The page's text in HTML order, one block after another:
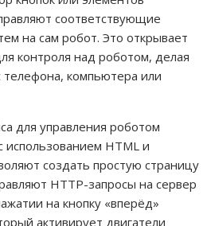
соответствующие
на сам робот. Это открывает
контроля над роботом, делая
компьютера или
для управления роботом
HTML и
создать простую страницу
HTTP-запросы на сервер
на кнопку «вперёд»
активирует двигатели